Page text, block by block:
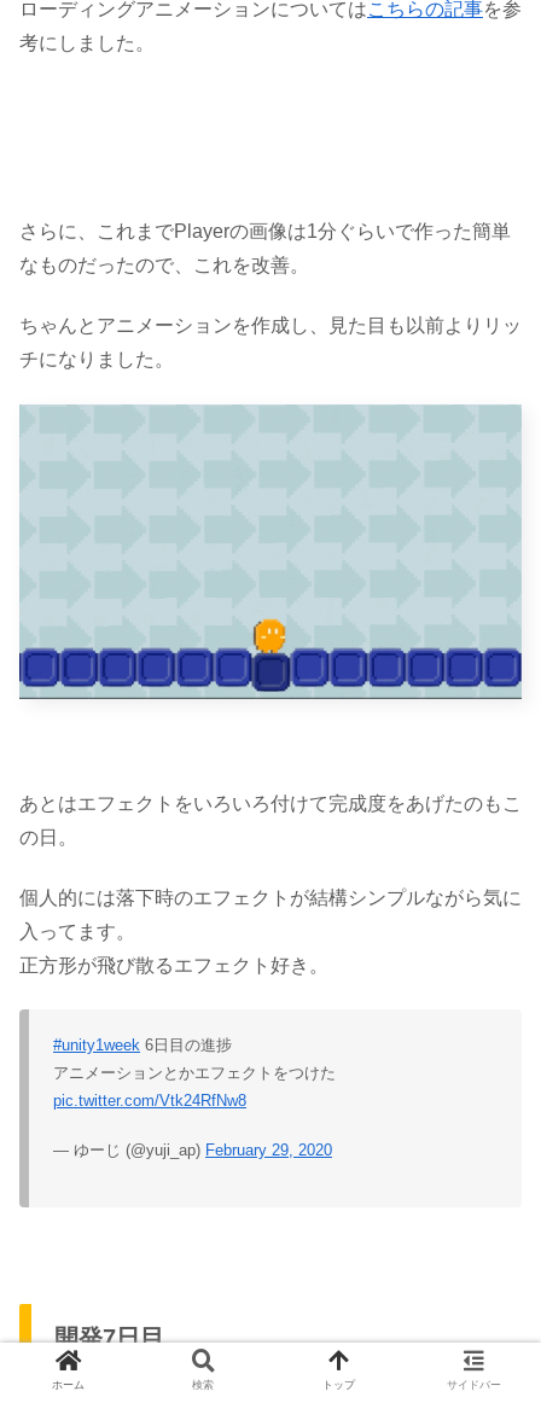
ローディングアニメーションについてはこちらの記事を参
考にしました。
さらに、これまでPlayerの画像は1分ぐらいで作った簡単
なものだったので、これを改善。
ちゃんとアニメーションを作成し、見た目も以前よりリッ
チになりました。
あとはエフェクトをいろいろ付けて完成度をあげたのもこ
の日。
個人的には落下時のエフェクトが結構シンプルながら気に
入ってます。
正方形が飛び散るエフェクト好き。
#unity1week 6日目の進捗
アニメーションとかエフェクトをつけた
pic.twitter.com/Vtk24RfNw8
— ゆーじ (@yuji_ap) February 29, 2020
開発7日目
ホーム 検索 トップ サイドバー